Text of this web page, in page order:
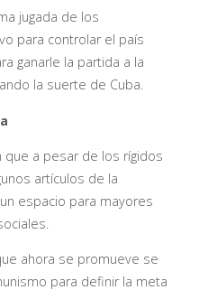
jugada de los
para controlar el país
ganarle la partida a la
la suerte de Cuba.
a pesar de los rígidos
artículos de la
espacio para mayores
ahora se promueve se
para definir la meta